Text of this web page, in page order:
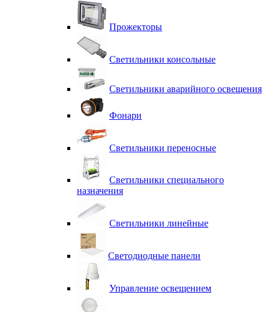
Прожекторы
Светильники консольные
Светильники аварийного освещения
Фонари
Светильники переносные
Светильники специального
назначения
Светильники линейные
Светодиодные панели
Управление освещением